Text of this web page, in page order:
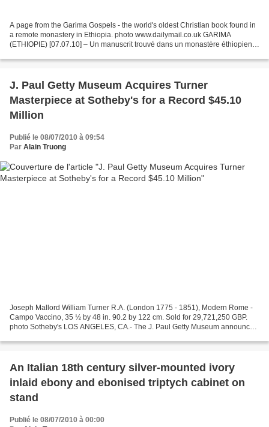
A page from the Garima Gospels - the world's oldest Christian book found in
a remote monastery in Ethiopia. photo www.dailymail.co.uk GARIMA
(ETHIOPIE) [07.07.10] – Un manuscrit trouvé dans un monastère éthiopien
J. Paul Getty Museum Acquires Turner
Masterpiece at Sotheby's for a Record $45.10
Million
Publié le 08/07/2010 à 09:54
Par Alain Truong
Joseph Mallord William Turner R.A. (London 1775 - 1851), Modern Rome -
Campo Vaccino, 35 ½ by 48 in. 90.2 by 122 cm. Sold for 29,721,250 GBP.
photo Sotheby's LOS ANGELES, CA.- The J. Paul Getty Museum announced
An Italian 18th century silver-mounted ivory
inlaid ebony and ebonised triptych cabinet on
stand
Publié le 08/07/2010 à 00:00